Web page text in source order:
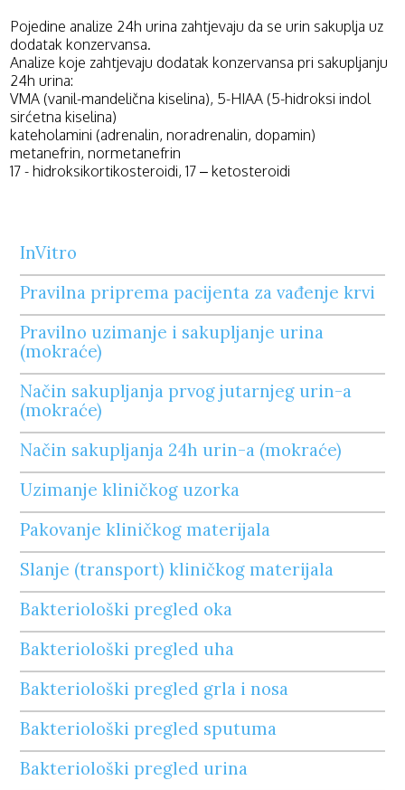
Pojedine analize 24h urina zahtjevaju da se urin sakuplja uz
dodatak konzervansa.
Analize koje zahtjevaju dodatak konzervansa pri sakupljanju
24h urina:
VMA (vanil-mandelična kiselina), 5-HIAA (5-hidroksi indol
sirćetna kiselina)
kateholamini (adrenalin, noradrenalin, dopamin)
metanefrin, normetanefrin
17 - hidroksikortikosteroidi, 17 – ketosteroidi
InVitro
Pravilna priprema pacijenta za vađenje krvi
Pravilno uzimanje i sakupljanje urina
(mokraće)
Način sakupljanja prvog jutarnjeg urin-a
(mokraće)
Način sakupljanja 24h urin-a (mokraće)
Uzimanje kliničkog uzorka
Pakovanje kliničkog materijala
Slanje (transport) kliničkog materijala
Bakteriološki pregled oka
Bakteriološki pregled uha
Bakteriološki pregled grla i nosa
Bakteriološki pregled sputuma
Bakteriološki pregled urina